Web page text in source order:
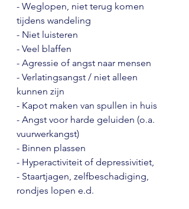
- Weglopen, niet terug komen
tijdens wandeling
- Niet luisteren
- Veel blaffen
- Agressie of angst naar mensen
- Verlatingsangst / niet alleen
kunnen zijn
- Kapot maken van spullen in huis
- Angst voor harde geluiden (o.a.
vuurwerkangst)
- Binnen plassen
- Hyperactiviteit of depressivitiet,
- Staartjagen, zelfbeschadiging,
rondjes lopen e.d.